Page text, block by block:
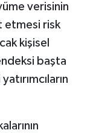
verisinin
etmesi risk
kişisel
başta